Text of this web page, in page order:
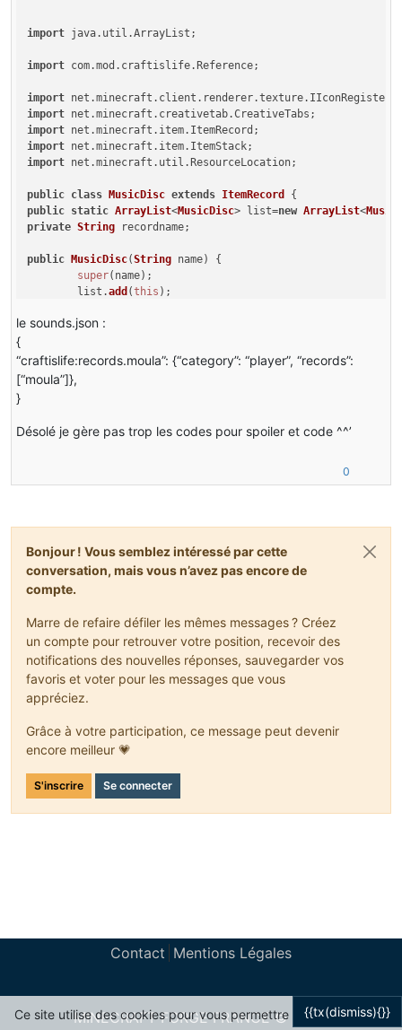
import java. util .ArrayList ;
import com.mod . craftislife.Reference;
import net.minecraft . client . renderer.texture. IIconRegister
import net.minecraft . creativetab.CreativeTabs
import net.minecraft . item. ItemRecord
import net.minecraft . item. ItemStack
import net.minecraft . util .ResourceLocation;
public class MusicDisc extends ItemRecord
public static ArrayList<MusicDisc> list=new ArrayList<
private String recordname;
public MusicDisc(String name) {
super(name);
	list.
add (this );
setTextureName
	recordname=name;
ResourceLocation r=super.getRecordResource
}
public String
}
@Override
public String getUnlocalizedName (ItemStack arg0
return
le sounds.json :
{
“craftislife:records.moula”: {“category”: “player”, “records”:
[“moula”]},
}
Désolé je gère pas trop les codes pour spoiler et code ^^’
0
Bonjour ! Vous semblez intéressé par cette
conversation, mais vous n’avez pas encore de
compte.
Marre de refaire défiler les mêmes messages ? Créez
un compte pour retrouver votre position, recevoir des
notifications des nouvelles réponses, sauvegarder vos
favoris et voter pour les messages que vous
appréciez.
Grâce à votre participation, ce message peut devenir
encore meilleur 💗
S'inscrire Se connecter
Contact Mentions Légales
MINECRAFT FORGE FRANCE © 2024{{tx(dismiss){}}
Ce site utilise des cookies pour vous permettre